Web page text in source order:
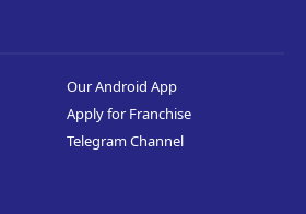
Our Android App
Apply for Franchise
Telegram Channel